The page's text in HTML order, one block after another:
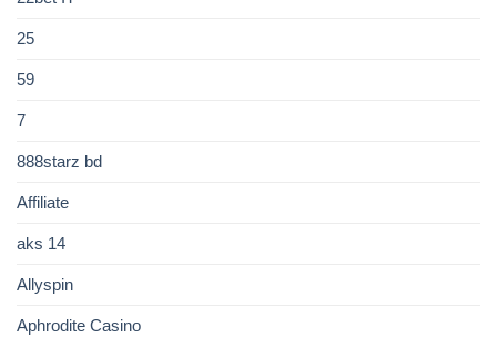
25
59
7
888starz bd
Affiliate
aks 14
Allyspin
Aphrodite Casino